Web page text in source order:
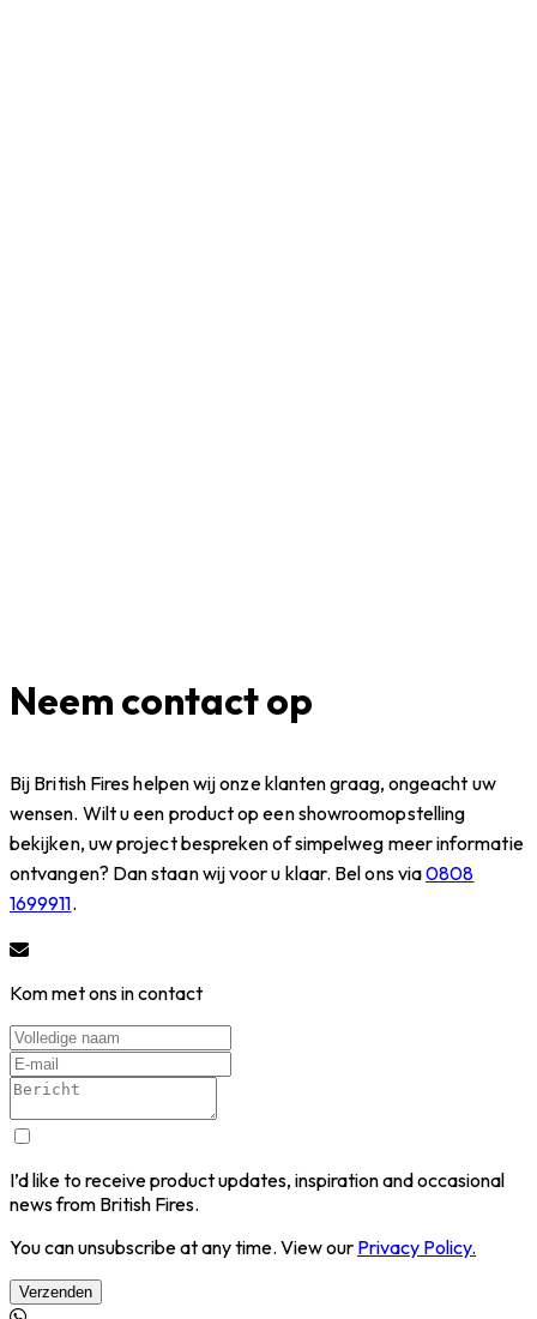
Neem contact op
Bij British Fires helpen wij onze klanten graag, ongeacht uw
wensen. Wilt u een product op een showroomopstelling
bekijken, uw project bespreken of simpelweg meer informatie
ontvangen? Dan staan wij voor u klaar. Bel ons via0808
1699911.
Kom met ons in contact
I’d like to receive product updates, inspiration and occasional
news from British Fires.
You can unsubscribe at any time. View our Privacy Policy.
Verzenden